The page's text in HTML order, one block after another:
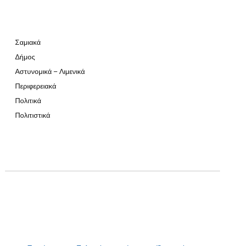
Σαμιακά
Δήμος
Αστυνομικά – Λιμενικά
Περιφερειακά
Πολιτικά
Πολιτιστικά